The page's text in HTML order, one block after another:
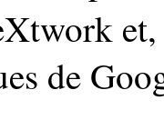
de